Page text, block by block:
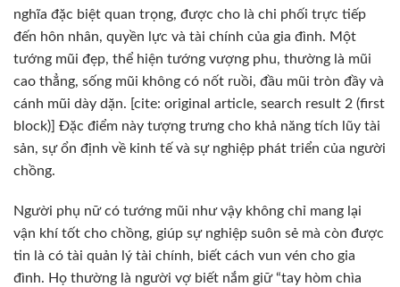
nghĩa đặc biệt quan trọng, được cho là chi phối trực tiếp
đến hôn nhân, quyền lực và tài chính của gia đình. Một
tướng mũi đẹp, thể hiện tướng vượng phu, thường là mũi
cao thẳng, sống mũi không có nốt ruồi, đầu mũi tròn đầy và
cánh mũi dày dặn. [cite: original article, search result 2 (first
block)] Đặc điểm này tượng trưng cho khả năng tích lũy tài
sản, sự ổn định về kinh tế và sự nghiệp phát triển của người
chồng.
Người phụ nữ có tướng mũi như vậy không chỉ mang lại
vận khí tốt cho chồng, giúp sự nghiệp suôn sẻ mà còn được
tin là có tài quản lý tài chính, biết cách vun vén cho gia
đình. Họ thường là người vợ biết nắm giữ “tay hòm chìa